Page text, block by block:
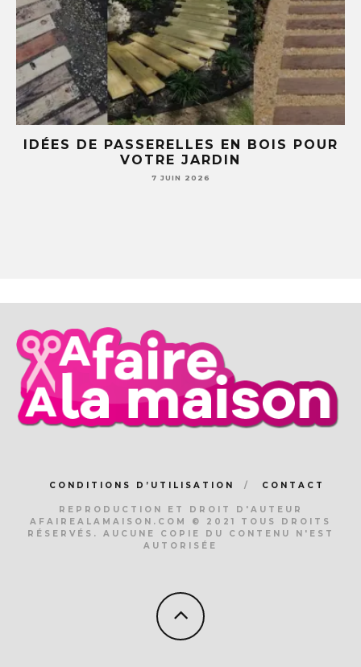
5 IDÉES DIY AVEC DES TASSES ET
SOUCOUPES (TU NE REGARDERAS PLUS
JAMAIS TA VAISSELLE PAREIL )
CONDITIONS D’UTILISATION CONTACT
REPRODUCTION ET DROIT D'AUTEUR
AFAIREALAMAISON.COM © 2021 TOUS DROITS
RÉSERVÉS. AUCUNE COPIE DU CONTENU N'EST
AUTORISÉE